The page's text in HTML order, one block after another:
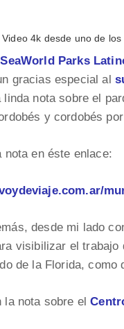
Video 4k desde uno de
SeaWorld Parks
gracias especial al
linda nota sobre el
y cordobés
nota en éste enlace:
desde mi lado
visibilizar el
de la Florida, como
la nota sobre el